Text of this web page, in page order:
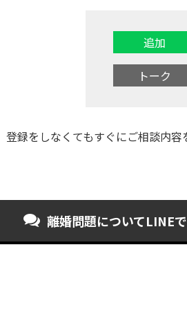
追加
トーク
登録をしなくてもすぐにご相談内容
離婚問題についてLINE